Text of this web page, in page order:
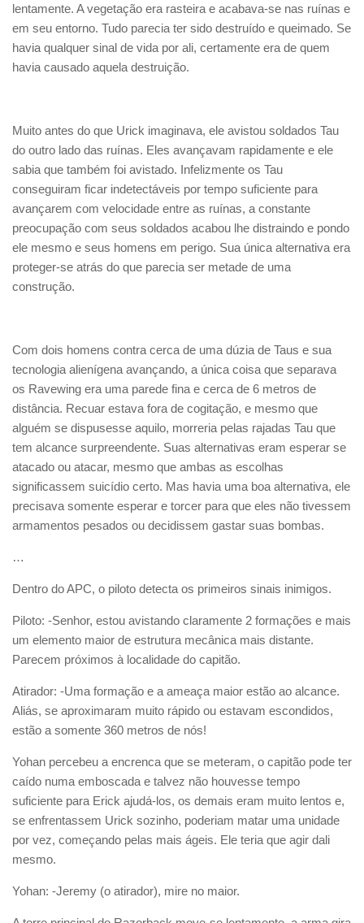
lentamente. A vegetação era rasteira e acabava-se nas ruínas e
em seu entorno. Tudo parecia ter sido destruído e queimado. Se
havia qualquer sinal de vida por ali, certamente era de quem
havia causado aquela destruição.
Muito antes do que Urick imaginava, ele avistou soldados Tau
do outro lado das ruínas. Eles avançavam rapidamente e ele
sabia que também foi avistado. Infelizmente os Tau
conseguiram ficar indetectáveis por tempo suficiente para
avançarem com velocidade entre as ruínas, a constante
preocupação com seus soldados acabou lhe distraindo e pondo
ele mesmo e seus homens em perigo. Sua única alternativa era
proteger-se atrás do que parecia ser metade de uma
construção.
Com dois homens contra cerca de uma dúzia de Taus e sua
tecnologia alienígena avançando, a única coisa que separava
os Ravewing era uma parede fina e cerca de 6 metros de
distância. Recuar estava fora de cogitação, e mesmo que
alguém se dispusesse aquilo, morreria pelas rajadas Tau que
tem alcance surpreendente. Suas alternativas eram esperar se
atacado ou atacar, mesmo que ambas as escolhas
significassem suicídio certo. Mas havia uma boa alternativa, ele
precisava somente esperar e torcer para que eles não tivessem
armamentos pesados ou decidissem gastar suas bombas.
…
Dentro do APC, o piloto detecta os primeiros sinais inimigos.
Piloto: -Senhor, estou avistando claramente 2 formações e mais
um elemento maior de estrutura mecânica mais distante.
Parecem próximos à localidade do capitão.
Atirador: -Uma formação e a ameaça maior estão ao alcance.
Aliás, se aproximaram muito rápido ou estavam escondidos,
estão a somente 360 metros de nós!
Yohan percebeu a encrenca que se meteram, o capitão pode ter
caído numa emboscada e talvez não houvesse tempo
suficiente para Erick ajudá-los, os demais eram muito lentos e,
se enfrentassem Urick sozinho, poderiam matar uma unidade
por vez, começando pelas mais ágeis. Ele teria que agir dali
mesmo.
Yohan: -Jeremy (o atirador), mire no maior.